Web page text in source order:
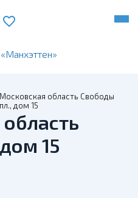
Московская область Свободы
пл., дом 15
15